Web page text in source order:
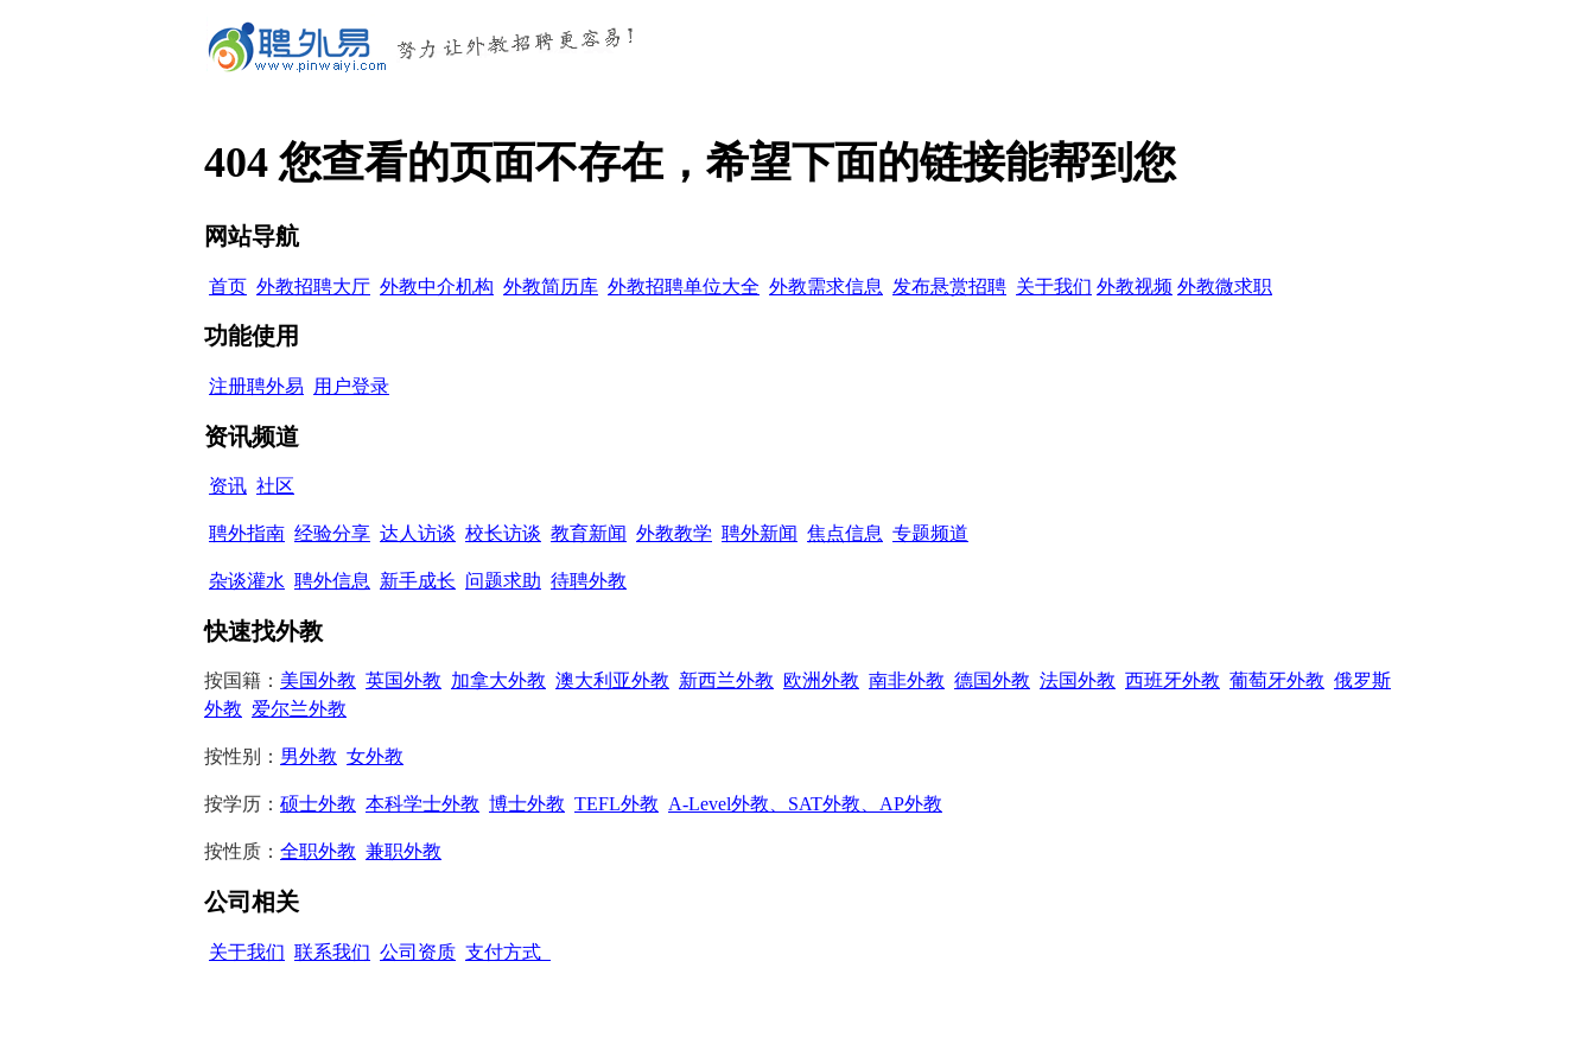
404 您查看的页面不存在，希望下面的链接能帮到您
网站导航
首页 外教招聘大厅 外教中介机构 外教简历库 外教招聘单位大全 外教需求信息 发布悬赏招聘 关于我们 外教视频 外教微求职
功能使用
注册聘外易 用户登录
资讯频道
资讯 社区
聘外指南 经验分享 达人访谈 校长访谈 教育新闻 外教教学 聘外新闻 焦点信息 专题频道
杂谈灌水 聘外信息 新手成长 问题求助 待聘外教
快速找外教
按国籍： 美国外教 英国外教 加拿大外教 澳大利亚外教 新西兰外教 欧洲外教 南非外教 德国外教 法国外教 西班牙外教 葡萄牙外教 俄罗斯
外教 爱尔兰外教
按性别： 男外教 女外教
按学历： 硕士外教 本科学士外教 博士外教 TEFL外教 A-Level外教、SAT外教、AP外教
按性质： 全职外教 兼职外教
公司相关
关于我们 联系我们 公司资质 支付方式